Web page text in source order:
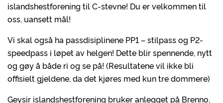
islandshestforening til C-stevne! Du er velkommen til
oss, uansett mål!
Vi skal også ha passdisiplinene PP1 – stilpass og P2-
speedpass i løpet av helgen! Dette blir spennende, nytt
og gøy å både ri og se på! (Resultatene vil ikke bli
offisielt gjeldene, da det kjøres med kun tre dommere)
Geysir islandshestforening bruker anlegget på Brenno,